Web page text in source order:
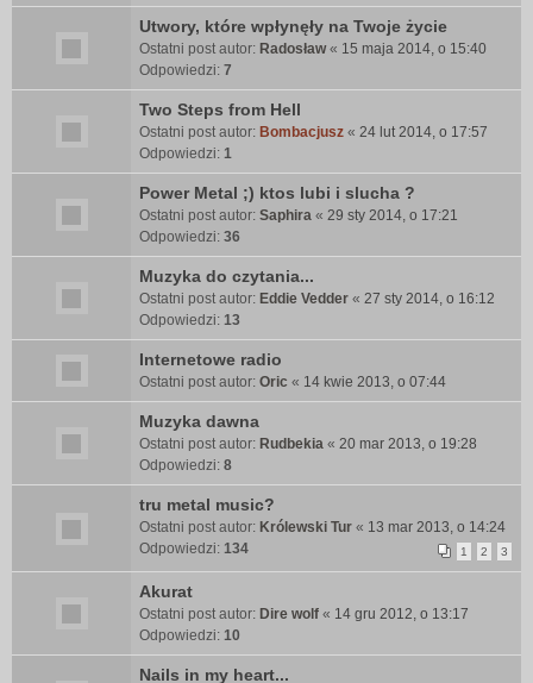
Utwory, które wpłynęły na Twoje życie
Ostatni post autor: Radosław« 15 maja 2014, o 15:40
Odpowiedzi: 7
Two Steps from Hell
Ostatni post autor: Bombacjusz « 24 lut 2014, o 17:57
Odpowiedzi: 1
Power Metal ;) ktos lubi i slucha ?
Ostatni post autor: Saphira « 29 sty 2014, o 17:21
Odpowiedzi: 36
Muzyka do czytania...
Ostatni post autor: Eddie Vedder « 27 sty 2014, o 16:12
Odpowiedzi: 13
Internetowe radio
Ostatni post autor: Oric « 14 kwie 2013, o 07:44
Muzyka dawna
Ostatni post autor: Rudbekia « 20 mar 2013, o 19:28
Odpowiedzi: 8
tru metal music?
Ostatni post autor: Królewski Tur « 13 mar 2013, o 14:24
Odpowiedzi: 134 1 2 3
Akurat
Ostatni post autor: Dire wolf « 14 gru 2012, o 13:17
Odpowiedzi: 10
Nails in my heart...